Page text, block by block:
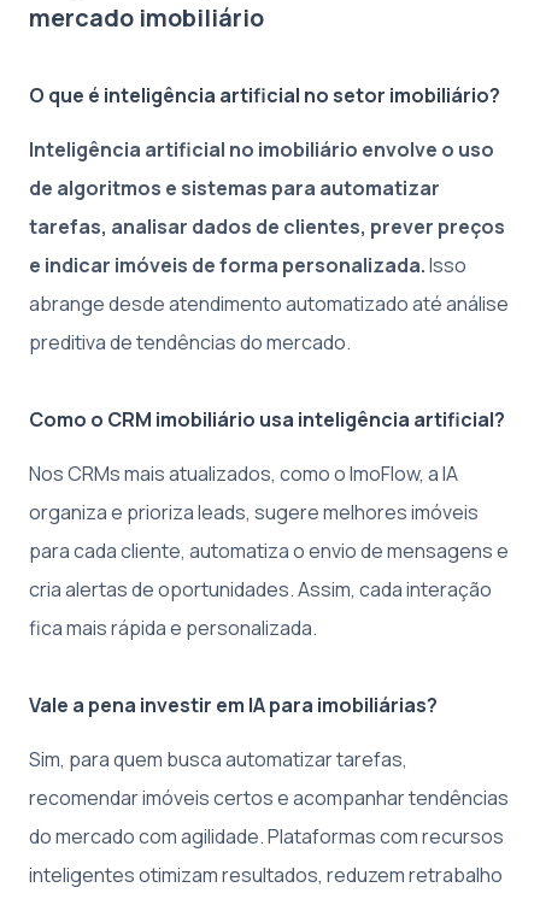
mercado imobiliário
O que é inteligência artificial no setor imobiliário?
Inteligência artificial no imobiliário envolve o uso
de algoritmos e sistemas para automatizar
tarefas, analisar dados de clientes, prever preços
e indicar imóveis de forma personalizada.Isso
abrange desde atendimento automatizado até análise
preditiva de tendências do mercado.
Como o CRM imobiliário usa inteligência artificial?
Nos CRMs mais atualizados, como o ImoFlow, a IA
organiza e prioriza leads, sugere melhores imóveis
para cada cliente, automatiza o envio de mensagens e
cria alertas de oportunidades. Assim, cada interação
fica mais rápida e personalizada.
Vale a pena investir em IA para imobiliárias?
Sim, para quem busca automatizar tarefas,
recomendar imóveis certos e acompanhar tendências
do mercado com agilidade. Plataformas com recursos
inteligentes otimizam resultados, reduzem retrabalho